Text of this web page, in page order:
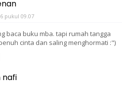
pukul 09.07
baca buku mba. tapi rumah tangga
cinta dan saling menghormati :")
nafi